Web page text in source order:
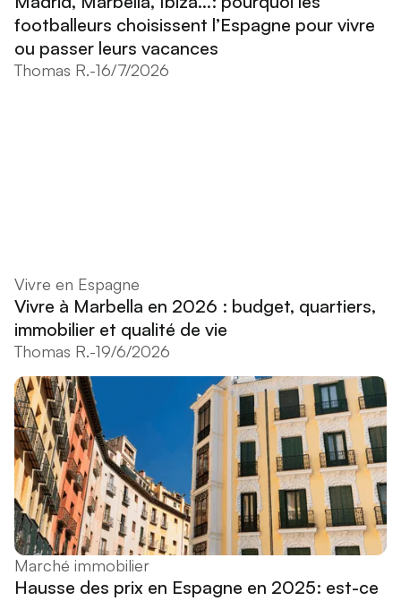
footballeurs choisissent l’Espagne pour vivre
ou passer leurs vacances
Thomas R.-16/7/2026
Vivre en Espagne
Vivre à Marbella en 2026 : budget, quartiers,
immobilier et qualité de vie
Thomas R.-19/6/2026
Marché immobilier
Hausse des prix en Espagne en 2025: est-ce